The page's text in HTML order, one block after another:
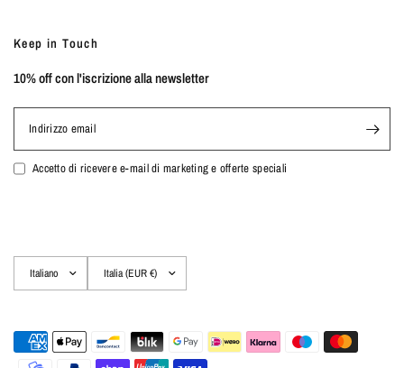
Keep in Touch
10% off con l'iscrizione alla newsletter
Indirizzo email
Accetto di ricevere e-mail di marketing e offerte speciali
paese/area
paese/area